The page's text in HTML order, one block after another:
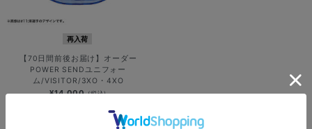
再入荷
【70日間前後お届け】オーダー
POWER SENDユニフォー
ム/VISITOR/3XO・4XO
¥14,000(税込)